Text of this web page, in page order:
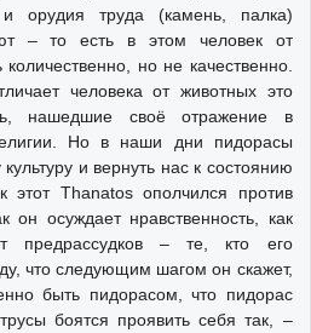
орудия труда (камень, палка)
– то есть в этом человек от
но не качественно.
человека от животных это
нашедшие своё отражение в
Но в наши дни пидорасы
и вернуть нас к состоянию
этот Thanatos ополчился против
он осуждает нравственность, как
предрассудков – те, кто его
что следующим шагом он скажет,
быть пидорасом, что пидорас
боятся проявить себя так, –